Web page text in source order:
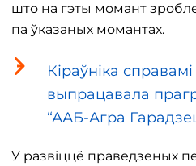
што на гэты момант
па ўказаных момантах.
Кіраўніка
выпрацавала
“ААБ-Агра
У развіццё праведзеных